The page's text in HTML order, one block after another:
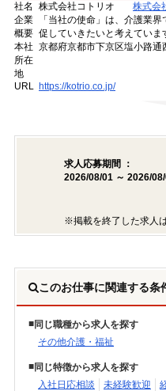
社名
株式会社コトリオ
株式会
企業
概要
「当社の使命」は、介護業
促していきたいと考えてい
本社
所在
地
京都府京都市下京区塩小路
URL https://kotrio.co.jp/
求人応募期間 ：
2026/08/01 ～ 2026/
※掲載を終了した求人
このお仕事に関連する条
同じ職種から求人を探す
その他介護・福祉
同じ特徴から求人を探す
入社日応相談
未経験歓迎